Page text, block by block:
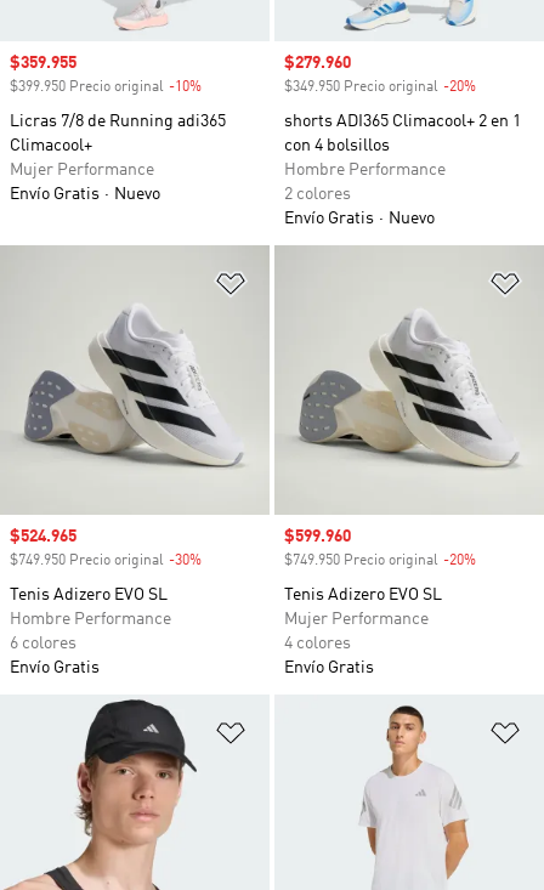
Precio de venta
$359.955
$399.950 Precio original -10%
Licras 7/8 de Running adi365
Climacool+
Mujer Performance
Envío Gratis
Nuevo
Precio de venta
$279.960
$349.950 Precio original -20%
shorts ADI365 Climacool+ 2 en 1
con 4 bolsillos
Hombre Performance
2 colores
Envío Gratis
Nuevo
Precio de venta
$524.965
$749.950 Precio original -30%
Tenis Adizero EVO SL
Hombre Performance
6 colores
Envío Gratis
Precio de venta
$599.960
$749.950 Precio original -20%
Tenis Adizero EVO SL
Mujer Performance
4 colores
Envío Gratis
Añadir a la lista de deseos